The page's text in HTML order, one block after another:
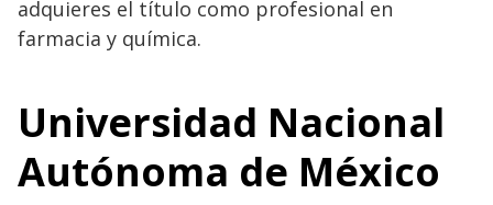
adquieres el título como profesional en
farmacia y química.
Universidad Nacional
Autónoma de México